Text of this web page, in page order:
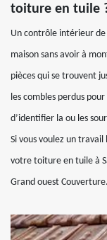
toiture en tuile
Un contrôle intérieur
maison sans avoir à
pièces qui se trouvent
les combles perdus
d’identifier la ou les
Si vous voulez un
votre toiture en tuile à
Grand ouest Couverture.